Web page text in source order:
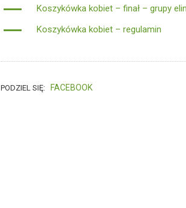
Koszykówka kobiet – finał – grupy
Koszykówka kobiet – regulamin
PODZIEL SIĘ: FACEBOOK